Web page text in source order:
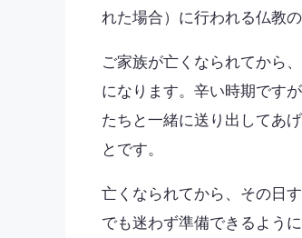
れた場合）に行われる仏教
ご家族が亡くなられてから
になります。辛い時期です
たちと一緒に送り出してあ
とです。
亡くなられてから、その日
でも迷わず準備できるよう